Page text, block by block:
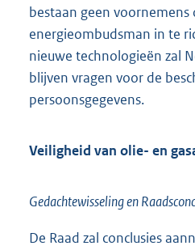
bestaan geen voornemens
energieombudsman in te
nieuwe technologieën zal
blijven vragen voor de
persoonsgegevens.
Veiligheid van olie- en
Gedachtewisseling en
De Raad zal conclusies